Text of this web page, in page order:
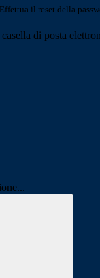
il reset della
di posta